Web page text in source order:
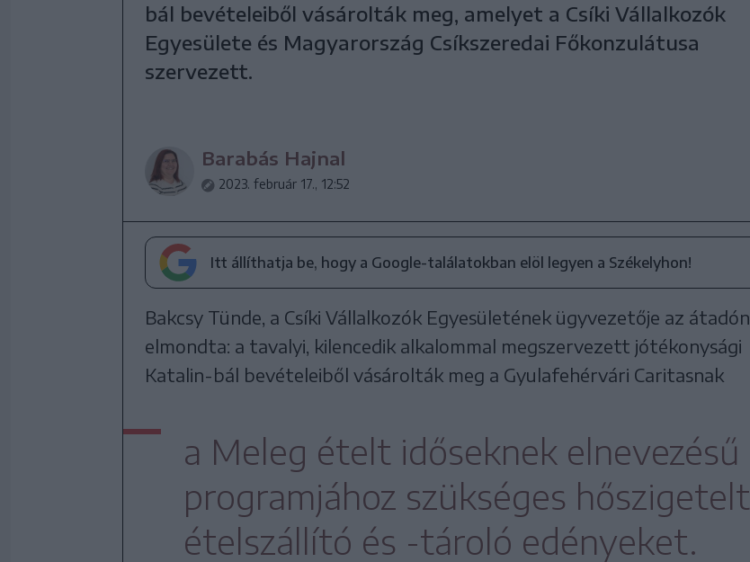
bál bevételeiből vásárolták meg, amelyet a Csíki Vállalkozók
Egyesülete és Magyarország Csíkszeredai Főkonzulátusa
szervezett.
Barabás Hajnal
2023. február 17., 12:52
Itt állíthatja be, hogy a Google-találatokban elöl legyen a Székelyhon!
Bakcsy Tünde, a Csíki Vállalkozók Egyesületének ügyvezetője az átadón
elmondta: a tavalyi, kilencedik alkalommal megszervezett jótékonysági
Katalin-bál bevételeiből vásárolták meg a Gyulafehérvári Caritasnak
a Meleg ételt időseknek elnevezésű
programjához szükséges hőszigetelt
ételszállító és -tároló edényeket.